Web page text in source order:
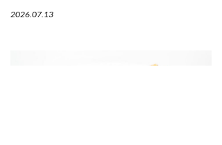
2026.07.13